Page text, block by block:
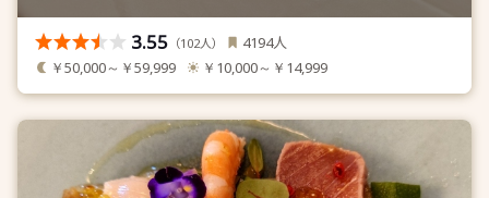
3.55 （102人） 4194人
￥50,000～￥59,999 ￥10,000～￥14,999